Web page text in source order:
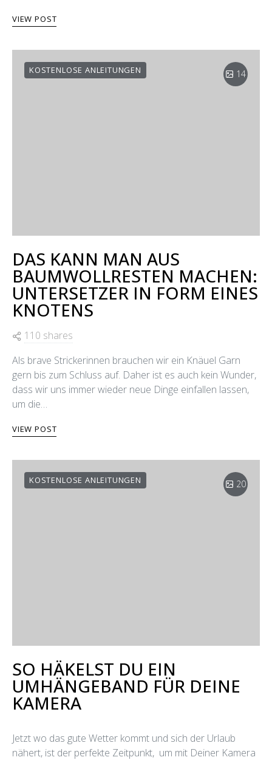
VIEW POST
KOSTENLOSE ANLEITUNGEN 14
DAS KANN MAN AUS
BAUMWOLLRESTEN MACHEN:
UNTERSETZER IN FORM EINES
KNOTENS
110 shares
Als brave Strickerinnen brauchen wir ein Knäuel Garn
gern bis zum Schluss auf. Daher ist es auch kein Wunder,
dass wir uns immer wieder neue Dinge einfallen lassen,
um die…
VIEW POST
KOSTENLOSE ANLEITUNGEN 20
SO HÄKELST DU EIN
UMHÄNGEBAND FÜR DEINE
KAMERA
Jetzt wo das gute Wetter kommt und sich der Urlaub
nähert, ist der perfekte Zeitpunkt, um mit Deiner Kamera